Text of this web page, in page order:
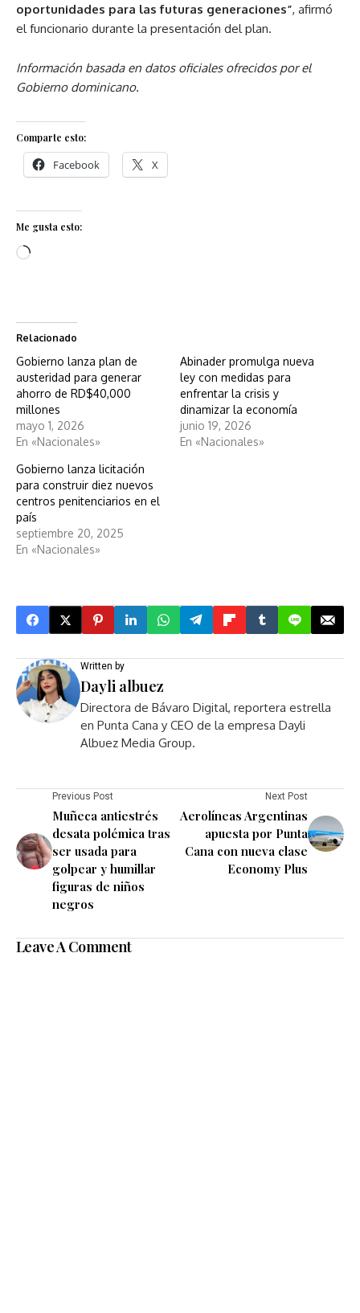
oportunidades para las futuras generaciones”, afirmó
el funcionario durante la presentación del plan.
Información basada en datos oficiales ofrecidos por el
Gobierno dominicano.
Comparte esto:
Facebook X
Me gusta esto:
Relacionado
Gobierno lanza plan de
austeridad para generar
ahorro de RD$40,000
millones
mayo 1, 2026
En «Nacionales»
Abinader promulga nueva
ley con medidas para
enfrentar la crisis y
dinamizar la economía
junio 19, 2026
En «Nacionales»
Gobierno lanza licitación
para construir diez nuevos
centros penitenciarios en el
país
septiembre 20, 2025
En «Nacionales»
Written by
Dayli albuez
Directora de Bávaro Digital, reportera estrella
en Punta Cana y CEO de la empresa Dayli
Albuez Media Group.
Previous Post
Muñeca antiestrés
desata polémica tras
ser usada para
golpear y humillar
figuras de niños
negros
Next Post
Aerolíneas Argentinas
apuesta por Punta
Cana con nueva clase
Economy Plus
Leave A Comment